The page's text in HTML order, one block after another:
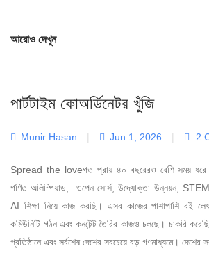
আরোও দেখুন
পার্টটাইম কোঅর্ডিনেটর খুঁজি
Munir Hasan | Jun 1, 2026 | 2
Spread the loveগত প্রায় ৪০ বছরেরও বেশি সময় ধরে
গণিত অলিম্পিয়াড, ওপেন সোর্স, উদ্যোক্তা উন্নয়ন, STEM
AI শিক্ষা নিয়ে কাজ করছি। এসব কাজের পাশাপাশি বই
কমিউনিটি গঠন এবং কনটেন্ট তৈরির কাজও চলছে। চাকরি
প্রতিষ্ঠানে এবং সর্বশেষ দেশের সবচেয়ে বড় গণমাধ্যমে। দেশের